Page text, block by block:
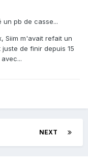
pb de casse...
Siim m'avait refait un
de finir depuis 15
NEXT